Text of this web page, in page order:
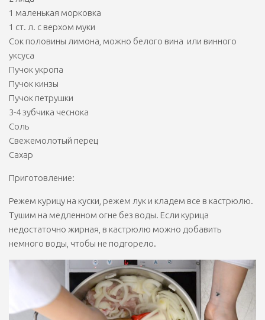
1 маленькая морковка
1 ст. л. с верхом муки
Сок половины лимона, можно белого вина или винного
уксуса
Пучок укропа
Пучок кинзы
Пучок петрушки
3-4 зубчика чеснока
Соль
Свежемолотый перец
Сахар
Приготовление:
Режем курицу на куски, режем лук и кладем все в кастрюлю.
Тушим на медленном огне без воды. Если курица
недостаточно жирная, в кастрюлю можно добавить
немного воды, чтобы не подгорело.